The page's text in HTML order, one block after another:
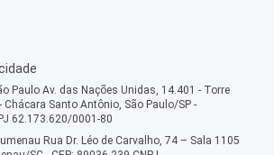
Paulo Av. das Nações Unidas, 14.401 - Torre
Chácara Santo Antônio, São Paulo/SP -
62.173.620/0001-80
Rua Dr. Léo de Carvalho, 74 – Sala 1105